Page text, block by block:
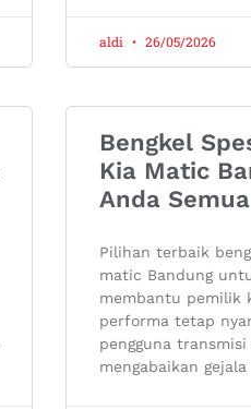
aldi 26/05/2026
Bengkel
Kia Matic
Anda Semua
Pilihan terbaik
matic Bandung
membantu pemilik
performa tetap
pengguna
mengabaikan gejala